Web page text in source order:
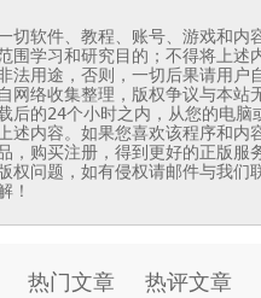
切软件、教程、账号、游戏和内
围学习和研究目的；不得将上述
法用途，否则，一切后果请用户
网络收集整理，版权争议与本站
后的24个小时之内，从您的电脑
述内容。如果您喜欢该程序和内
，购买注册，得到更好的正版服
权问题，如有侵权请邮件与我们
！
热门文章 热评文章